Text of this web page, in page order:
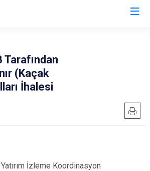
Tarafından
(Kaçak
İhalesi
İzleme Koordinasyon